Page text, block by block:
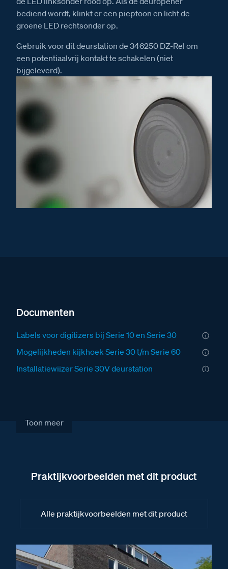
bediend wordt, klinkt er een pieptoon en licht de
groene LED rechtsonder op.
Gebruik voor dit deurstation de 346250 DZ-Rel om
een potentiaalvrij kontakt te schakelen (niet
bijgeleverd).
Documenten
Labels voor digitizers bij Serie 10 en Serie 30
Mogelijkheden kijkhoek Serie 30 t/m Serie 60
Installatiewijzer Serie 30V deurstation
30V en Serie 31V
Afbeelding van het deurstation Serie 30V
Toon meer
Praktijkvoorbeelden met dit product
Alle praktijkvoorbeelden met dit product